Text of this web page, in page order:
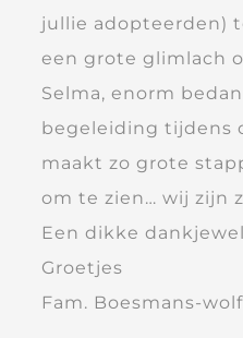
jullie adopteerden)
een grote glimlach
Selma, enorm
begeleiding tijdens
maakt zo grote
om te zien… wij zijn
Een dikke
Groetjes
Fam. Boesmans-